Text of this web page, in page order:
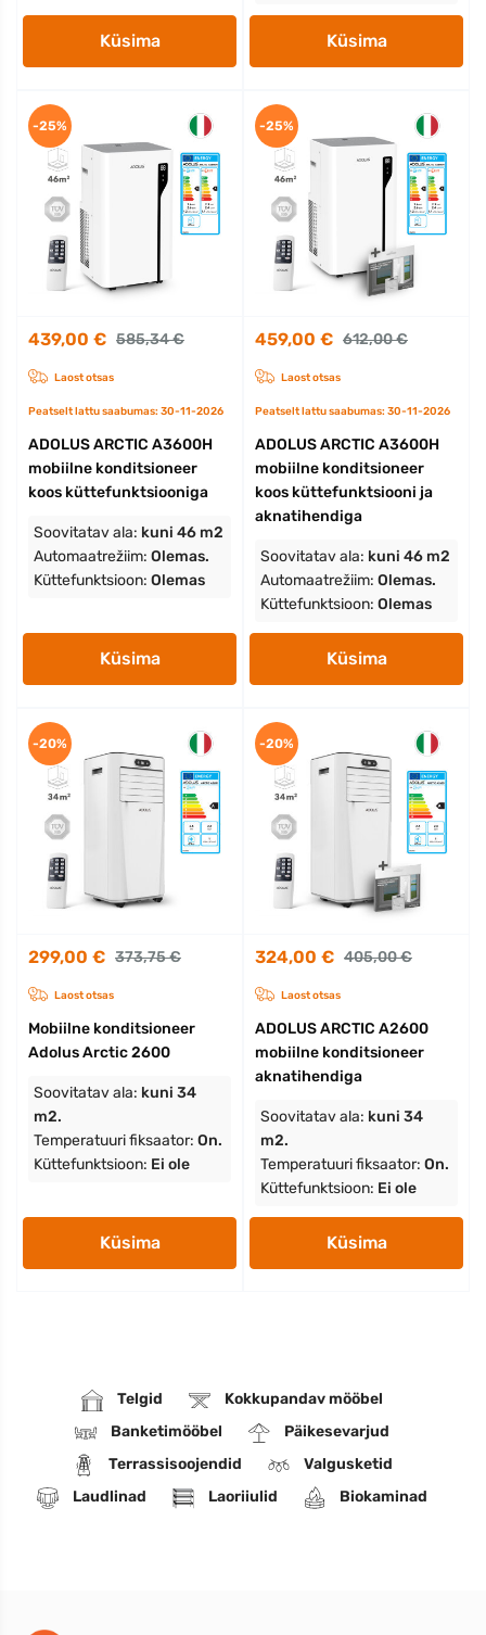
Küsima Küsima
439,00 € 585,34 €
Laost otsas
Peatselt lattu saabumas: 30-11-2026
ADOLUS ARCTIC A3600H
mobiilne konditsioneer
koos küttefunktsiooniga
Soovitatav ala: kuni 46 m2
Automaatrežiim: Olemas.
Küttefunktsioon: Olemas
Küsima
-25%
459,00 € 612,00 €
Laost otsas
Peatselt lattu saabumas: 30-11-2026
ADOLUS ARCTIC A3600H
mobiilne konditsioneer
koos küttefunktsiooni ja
aknatihendiga
Soovitatav ala: kuni 46 m2
Automaatrežiim: Olemas.
Küttefunktsioon: Olemas
Küsima
-25%
299,00 € 373,75 €
Laost otsas
Mobiilne konditsioneer
Adolus Arctic 2600
Soovitatav ala: kuni 34
m2.
Temperatuuri fiksaator: On.
Küttefunktsioon: Ei ole
Küsima
-20%
324,00 € 405,00 €
Laost otsas
ADOLUS ARCTIC A2600
mobiilne konditsioneer
aknatihendiga
Soovitatav ala: kuni 34
m2.
Temperatuuri fiksaator: On.
Küttefunktsioon: Ei ole
Küsima
-20%
Telgid
Kokkupandav mööbel
Banketimööbel
Päikesevarjud
Terrassisoojendid
Valgusketid
Laudlinad
Laoriiulid Biokaminad